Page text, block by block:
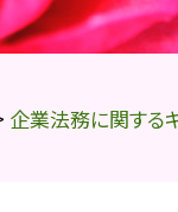
企業法務に関する